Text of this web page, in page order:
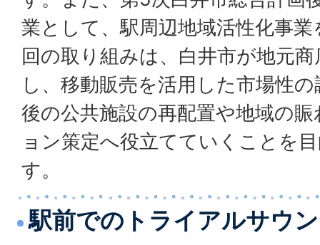
業として、駅周辺地域活性化事
回の取り組みは、白井市が地元
し、移動販売を活用した市場性
後の公共施設の再配置や地域の
ョン策定へ役立てていくことを
す。
駅前でのトライアルサウ